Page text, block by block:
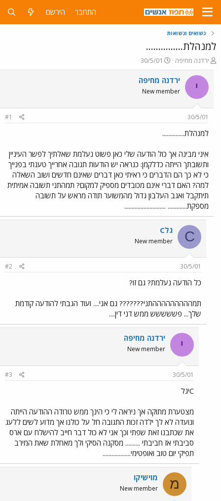
התחבר הירשם
נשואים ונשואות
למנהלת...............
פ
ו
ת
ח
ה
ש
א
ירדנה מחיפה
פ
ו
ר
ם
30/5/01
י ירדנה מחיפה
New member
30/5/01
#1
למנהלת...............
איני מבינה אך כול הודעה שלי כאן פשוט נעלמת שאלתיך לפשר העיניין
ותשובתך הייתה כדלקמן: כנראה יש הודעות תגובה אחרייך טענתי בפנייך
כי לא כך הם הדברים כי ראיתי כאן דברים שאינם חדשים ושוב השאלה
למה? האם דברי אינם מכובדים מספיק למקום? תמהתני תשובה אמיתית
תיתקבל ואגב העלבון גדול מהמשוער תודה מראש על תשובה
מספקת............. ............................
C Cגל
New member
30/5/01
#2
כל הודעה נעלמת? גם זו?
תמהההההההההתני??????? גם אני.... ועוד הגבתי להודעה קודמת
שלך... פששששש ממש דני דין....
י ירדנה מחיפה
New member
30/5/01
#3
Cיגל
מצטערת מתוקה אך ניראה לי כי הינך ממש טרודה ההודעה הייתה
ונועדה לא לך ילדה זכות התגובה חל על כולנו אך מדוע לשים ללעג
את שכתבנו זאת שפתי וכך אני לא כול דבר חייב להישלח עם ארס
סביבתי אז חביבתי .......... מסקנה הסיקי ולך מאחלת שאת המירב
תפיקי יום טוב ואופטימי...................
מ מוישיקו
New member